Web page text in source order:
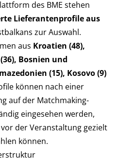
des BME stehen
Lieferantenprofile aus
zur Auswahl.
aus Kroatien (48),
Bosnien und
(15), Kosovo (9)
können nach einer
auf der Matchmaking-
eingesehen werden,
der Veranstaltung gezielt
können.